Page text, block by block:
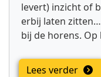
levert) inzicht of
erbij laten
bij de horens.
Lees verder